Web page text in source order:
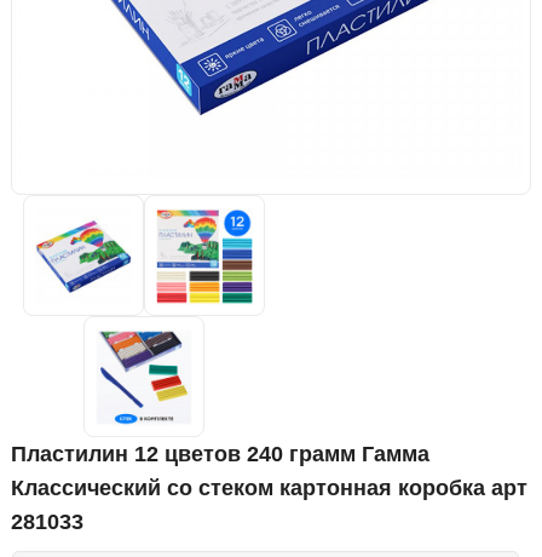
Пластилин 12 цветов 240 грамм Гамма
Классический со стеком картонная коробка арт
281033